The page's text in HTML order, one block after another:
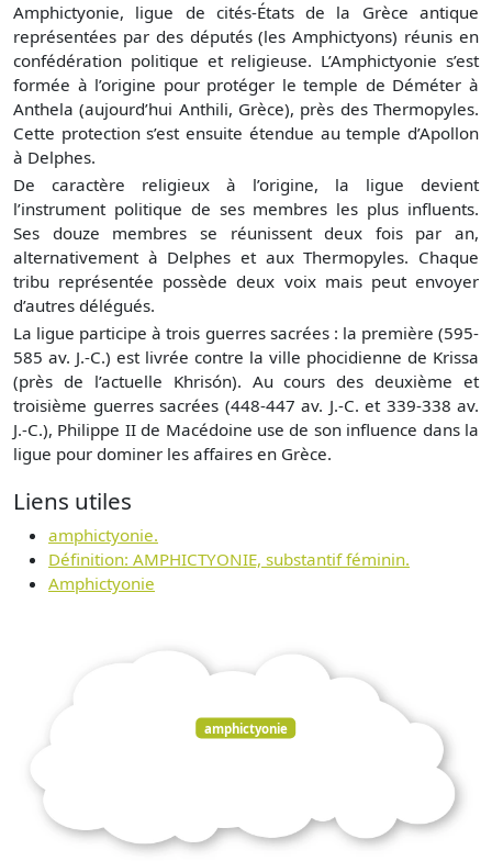
Amphictyonie, ligue de cités-États de la Grèce antique
représentées par des députés (les Amphictyons) réunis en
confédération politique et religieuse. L’Amphictyonie s’est
formée à l’origine pour protéger le temple de Déméter à
Anthela (aujourd’hui Anthili, Grèce), près des Thermopyles.
Cette protection s’est ensuite étendue au temple d’Apollon
à Delphes.
De caractère religieux à l’origine, la ligue devient
l’instrument politique de ses membres les plus influents.
Ses douze membres se réunissent deux fois par an,
alternativement à Delphes et aux Thermopyles. Chaque
tribu représentée possède deux voix mais peut envoyer
d’autres délégués.
La ligue participe à trois guerres sacrées : la première (595-
585 av. J.-C.) est livrée contre la ville phocidienne de Krissa
(près de l’actuelle Khrisón). Au cours des deuxième et
troisième guerres sacrées (448-447 av. J.-C. et 339-338 av.
J.-C.), Philippe II de Macédoine use de son influence dans la
ligue pour dominer les affaires en Grèce.
Liens utiles
amphictyonie.
Définition: AMPHICTYONIE, substantif féminin.
Amphictyonie
amphictyonie